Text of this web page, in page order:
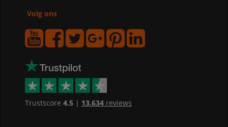
Volg ons
Trustscore 4.5| 13.634reviews